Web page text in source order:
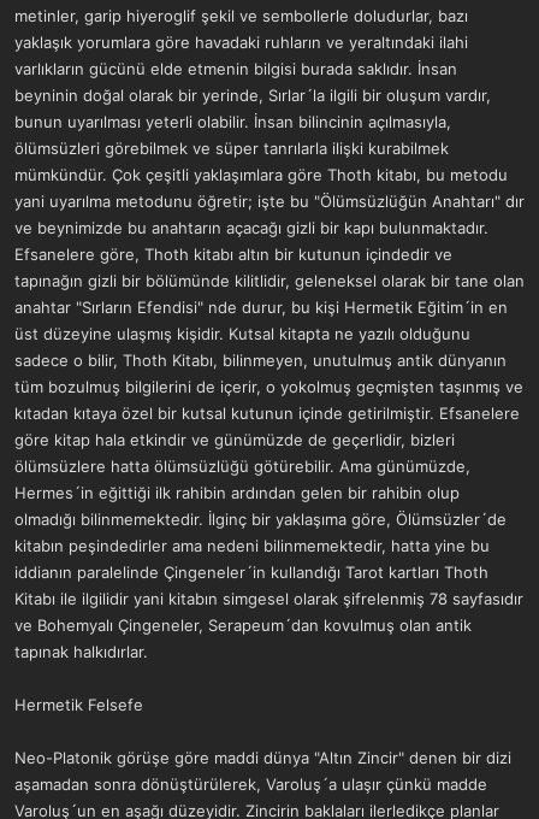
metinler, garip hiyeroglif şekil ve sembollerle doludurlar, bazı
yaklaşık yorumlara göre havadaki ruhların ve yeraltındaki ilahi
varlıkların gücünü elde etmenin bilgisi burada saklıdır. İnsan
beyninin doğal olarak bir yerinde, Sırlar´la ilgili bir oluşum vardır,
bunun uyarılması yeterli olabilir. İnsan bilincinin açılmasıyla,
ölümsüzleri görebilmek ve süper tanrılarla ilişki kurabilmek
mümkündür. Çok çeşitli yaklaşımlara göre Thoth kitabı, bu metodu
yani uyarılma metodunu öğretir; işte bu "Ölümsüzlüğün Anahtarı" dır
ve beynimizde bu anahtarın açacağı gizli bir kapı bulunmaktadır.
Efsanelere göre, Thoth kitabı altın bir kutunun içindedir ve
tapınağın gizli bir bölümünde kilitlidir, geleneksel olarak bir tane olan
anahtar "Sırların Efendisi" nde durur, bu kişi Hermetik Eğitim´in en
üst düzeyine ulaşmış kişidir. Kutsal kitapta ne yazılı olduğunu
sadece o bilir, Thoth Kitabı, bilinmeyen, unutulmuş antik dünyanın
tüm bozulmuş bilgilerini de içerir, o yokolmuş geçmişten taşınmış ve
kıtadan kıtaya özel bir kutsal kutunun içinde getirilmiştir. Efsanelere
göre kitap hala etkindir ve günümüzde de geçerlidir, bizleri
ölümsüzlere hatta ölümsüzlüğü götürebilir. Ama günümüzde,
Hermes´in eğittiği ilk rahibin ardından gelen bir rahibin olup
olmadığı bilinmemektedir. İlginç bir yaklaşıma göre, Ölümsüzler´de
kitabın peşindedirler ama nedeni bilinmemektedir, hatta yine bu
iddianın paralelinde Çingeneler´in kullandığı Tarot kartları Thoth
Kitabı ile ilgilidir yani kitabın simgesel olarak şifrelenmiş 78 sayfasıdır
ve Bohemyalı Çingeneler, Serapeum´dan kovulmuş olan antik
tapınak halkıdırlar.
Hermetik Felsefe
Neo-Platonik görüşe göre maddi dünya "Altın Zincir" denen bir dizi
aşamadan sonra dönüştürülerek, Varoluş´a ulaşır çünkü madde
Varoluş´un en aşağı düzeyidir. Zincirin baklaları ilerledikçe planlar